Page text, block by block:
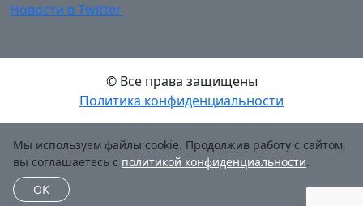
Новости в Twitter
© Все права защищены
Политика конфиденциальности
Мы используем файлы cookie. Продолжив работу с сайтом,
вы соглашаетесь с политикой конфиденциальности.
OK